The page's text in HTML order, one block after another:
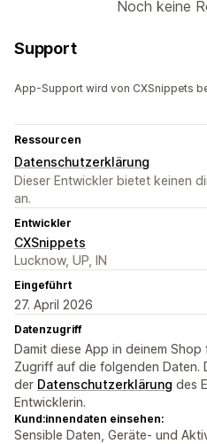
Noch keine
Support
App-Support wird von CXSnippets
Ressourcen
Datenschutzerklärung
Dieser Entwickler bietet keinen
an.
Entwickler
CXSnippets
Lucknow, UP, IN
Eingeführt
27. April 2026
Datenzugriff
Damit diese App in deinem
Zugriff auf die folgenden Daten.
der Datenschutzerklärung des
Entwicklerin.
Kund:innendaten einsehen:
Sensible Daten, Geräte- und